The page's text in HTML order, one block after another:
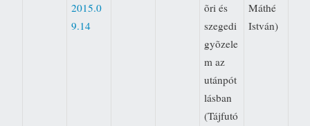
2015.0
9.14
õri és
szegedi
gyõzele
m az
utánpót
lásban
(Tájfutó
Máthé
István)